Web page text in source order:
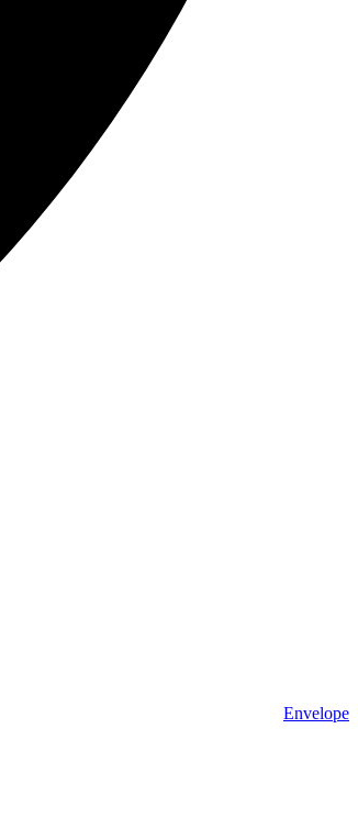
Envelope